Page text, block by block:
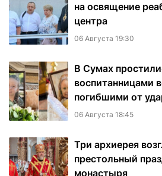
на освящение
центра
06 Августа 19:30
В Сумах
воспитанницами
погибшими от
06 Августа 18:45
Три архиерея
престольный
монастыря